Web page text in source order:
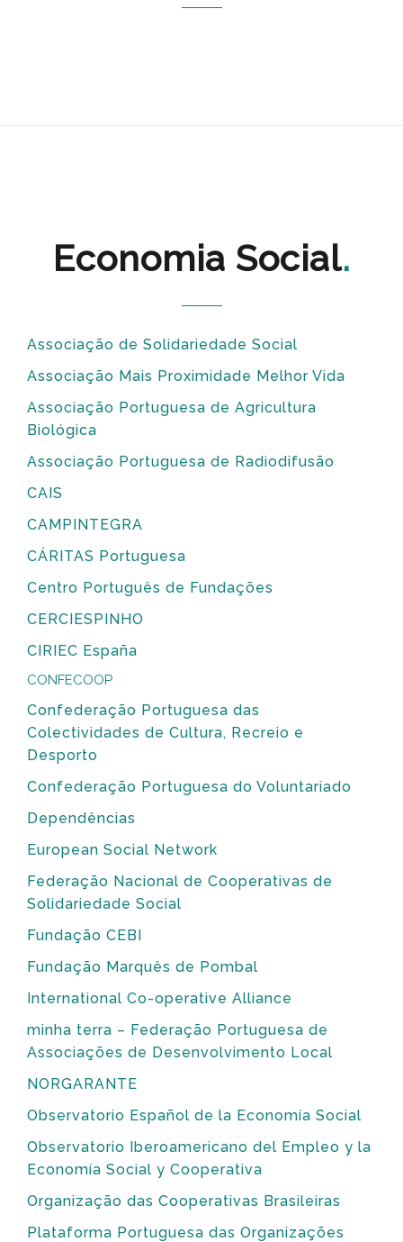
Economia Social
Associação de Solidariedade Social
Associação Mais Proximidade Melhor Vida
Associação Portuguesa de Agricultura
Biológica
Associação Portuguesa de Radiodifusão
CAIS
CAMPINTEGRA
CÁRITAS Portuguesa
Centro Português de Fundações
CERCIESPINHO
CIRIEC España
CONFECOOP
Confederação Portuguesa das
Colectividades de Cultura, Recreio e
Desporto
Confederação Portuguesa do Voluntariado
Dependências
European Social Network
Federação Nacional de Cooperativas de
Solidariedade Social
Fundação CEBI
Fundação Marquês de Pombal
International Co-operative Alliance
minha terra – Federação Portuguesa de
Associações de Desenvolvimento Local
NORGARANTE
Observatorio Español de la Economía Social
Observatorio Iberoamericano del Empleo y la
Economía Social y Cooperativa
Organização das Cooperativas Brasileiras
Plataforma Portuguesa das Organizações